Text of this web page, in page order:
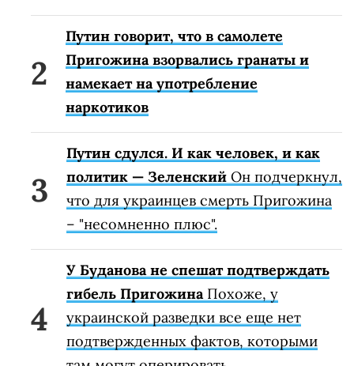
Путин говорит, что в самолете
Пригожина взорвались гранаты и
намекает на употребление
наркотиков
Путин сдулся. И как человек, и как
политик — Зеленский Он подчеркнул,
что для украинцев смерть Пригожина
– "несомненно плюс".
У Буданова не спешат подтверждать
гибель ПригожинаПохоже, у
украинской разведки все еще нет
подтвержденных фактов, которыми